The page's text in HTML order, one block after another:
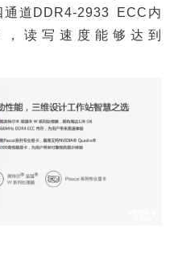
道DDR4-2933 ECC内
读写速度能够达到